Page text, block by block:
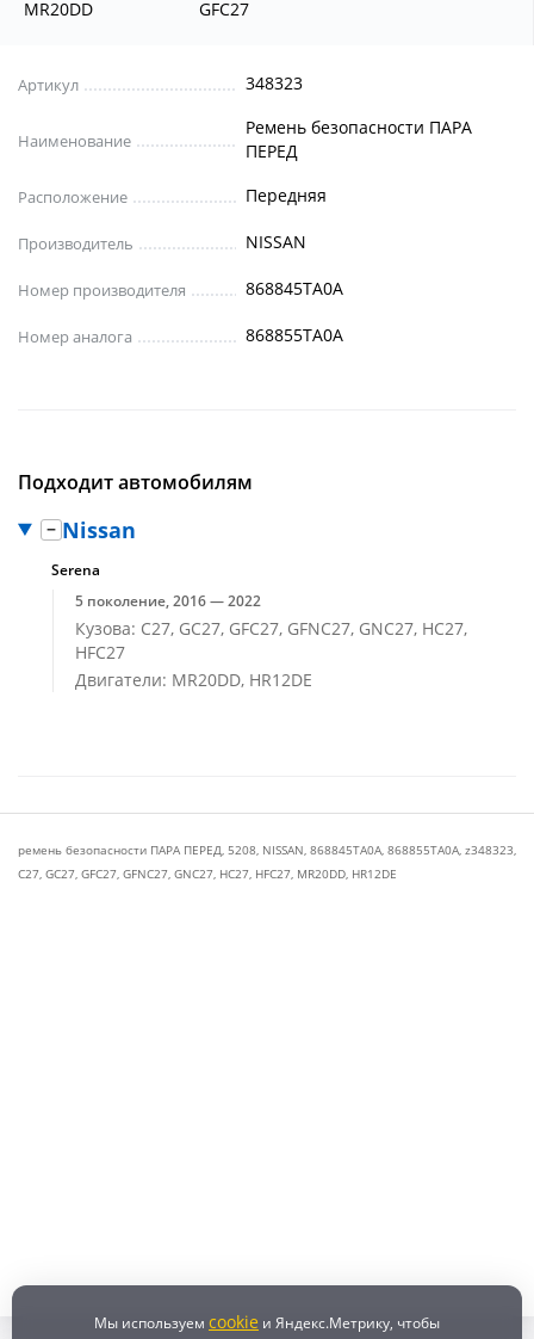
MR20DD GFC27
Артикул 348323
Наименование
Ремень безопасности ПАРА
ПЕРЕД
Расположение Передняя
Производитель NISSAN
Номер производителя 868845TA0A
Номер аналога 868855TA0A
Подходит автомобилям
Nissan
Serena
5 поколение, 2016 — 2022
Кузова: C27, GC27, GFC27, GFNC27, GNC27, HC27,
HFC27
Двигатели: MR20DD, HR12DE
ремень безопасности ПАРА ПЕРЕД, 5208, NISSAN, 868845TA0A, 868855TA0A, z348323,
C27, GC27, GFC27, GFNC27, GNC27, HC27, HFC27, MR20DD, HR12DE
Мы используем cookie и Яндекс.Метрику, чтобы